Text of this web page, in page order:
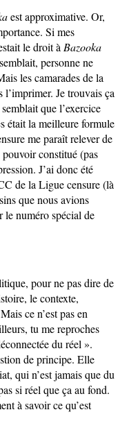
est approximative. Or,
Si mes
le droit à Bazooka
personne ne
les camarades de la
Je trouvais ça
que l’exercice
était la meilleure formule
me paraît relever de
constitué (pas
J’ai donc été
de la Ligue censure (là
que nous avions
le numéro spécial de
pour ne pas dire de
le contexte,
ce n’est pas en
tu me reproches
du réel ».
de principe. Elle
qui n’est jamais que du
si réel que ça au fond.
à savoir ce qu’est